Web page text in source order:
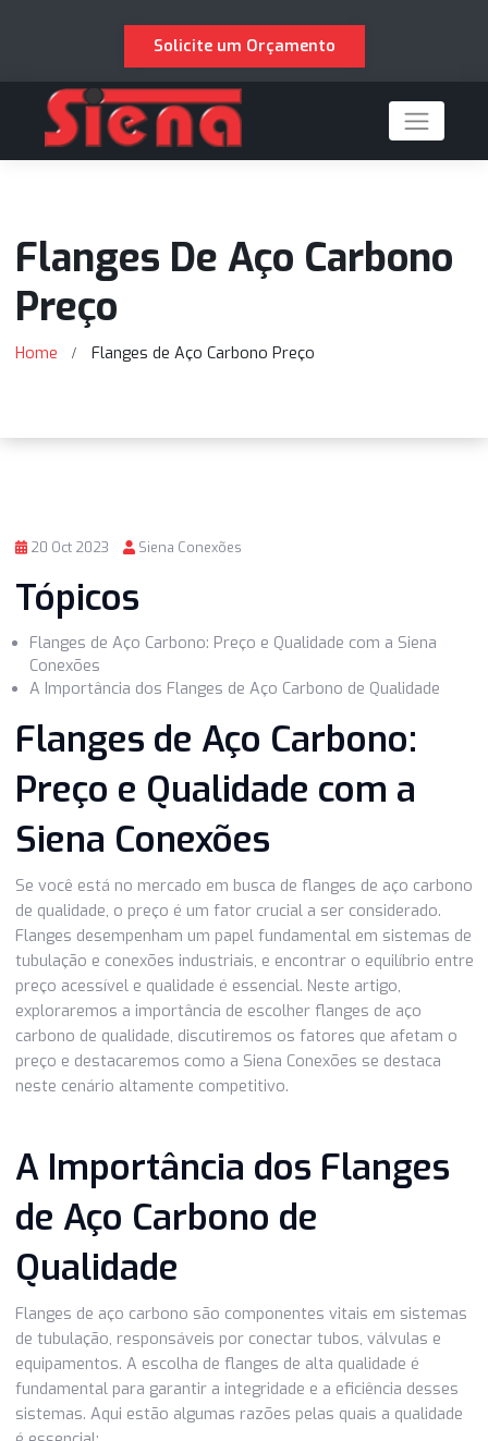
Solicite um Orçamento
Flanges De Aço
Preço
20 Oct 2023
Tópicos
Conexões
A Importância dos Flanges de Aço Carbono de Qualidade
Flanges de Aço Carbono:
Preço e Qualidade com a
Siena Conexões
Se você está no mercado em busca de flanges de aço
de qualidade, o preço é um fator crucial a ser
Flanges desempenham um papel fundamental em
tubulação e conexões industriais, e encontrar o equilíbrio
preço acessível e qualidade é essencial. Neste artigo,
carbono de qualidade, discutiremos os fatores que
preço e destacaremos como a Siena Conexões se
neste cenário altamente competitivo.
A Importância dos
de Aço Carbono de
Qualidade